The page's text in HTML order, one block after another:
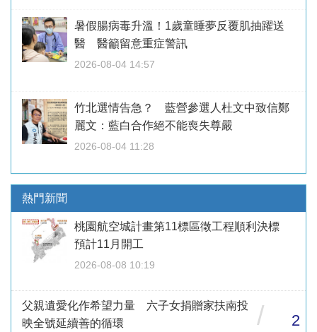
暑假腸病毒升溫！1歲童睡夢反覆肌抽躍送
醫 醫籲留意重症警訊
2026-08-04 14:57
竹北選情告急？ 藍營參選人杜文中致信鄭
麗文：藍白合作絕不能喪失尊嚴
2026-08-04 11:28
熱門新聞
桃園航空城計畫第11標區徵工程順利決標
預計11月開工
2026-08-08 10:19
父親遺愛化作希望力量 六子女捐贈家扶南投
映全號延續善的循環
/ 2